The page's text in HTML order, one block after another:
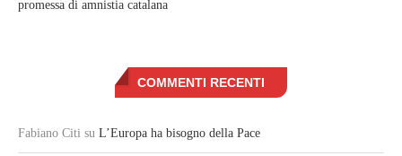
promessa di amnistia catalana
COMMENTI RECENTI
Fabiano Citi su L’Europa ha bisogno della Pace